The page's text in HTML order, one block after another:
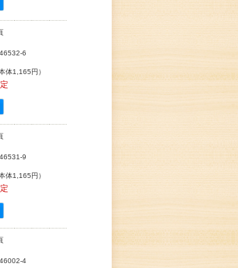
6
本体1,165円）
9
本体1,165円）
4